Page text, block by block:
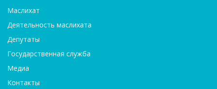
Маслихат
Деятельность маслихата
Депутаты
Государственная служба
Медиа
Контакты